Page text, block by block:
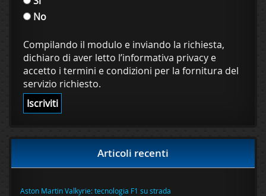
No
Compilando il modulo e inviando la richiesta,
dichiaro di aver letto l’informativa privacy e
accetto i termini e condizioni per la fornitura del
servizio richiesto.
Articoli recenti
Aston Martin Valkyrie: tecnologia F1 su strada